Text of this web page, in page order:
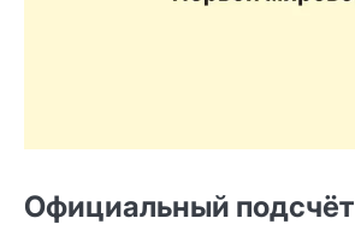
Официальный подсчёт